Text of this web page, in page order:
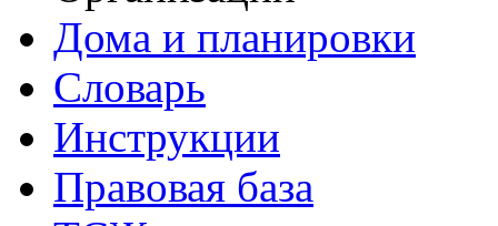
Дома и планировки
Словарь
Инструкции
Правовая база